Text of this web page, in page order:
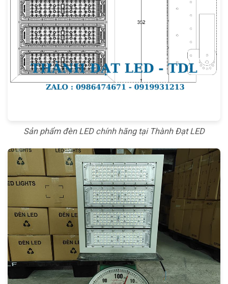
Sản phẩm đèn LED chính hãng tại Thành Đạt LED